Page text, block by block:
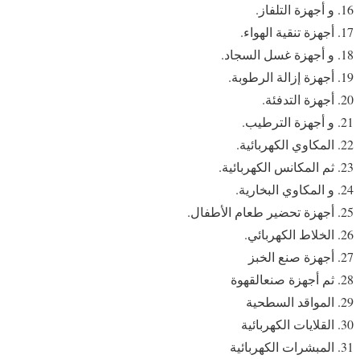
و أجهزة التلفاز.
أجهزة تنقية الهواء.
و أجهزة غسل السجاد.
أجهزة إزالة الرطوبة.
أجهزة التدفئة.
و أجهزة الترطيب.
المكاوي الكهربائية.
ثم المكانس الكهربائية.
و المكاوي البخارية.
أجهزة تحضير طعام الأطفال.
الخلاط الكهربائي.
أجهزة صنع الخبز
ثم أجهزة صنعالقهوة
المواقد السطحية
القلايات الكهربائية
المبشرات الكهربائية